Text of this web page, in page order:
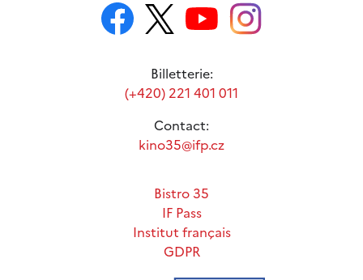
Billetterie:
(+420) 221 401 011
Contact:
kino35@ifp.cz
Bistro 35
IF Pass
Institut français
GDPR